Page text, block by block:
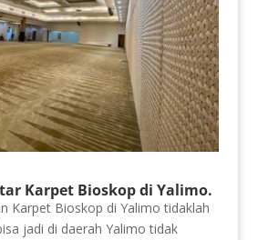
Karpet Bioskop di Yalimo.
Karpet Bioskop di Yalimo tidaklah
jadi di daerah Yalimo tidak